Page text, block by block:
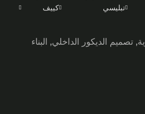
تبليسي كييف
تصميم الديكور الداخلي, البناء